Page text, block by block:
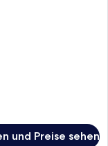
und Preise sehen